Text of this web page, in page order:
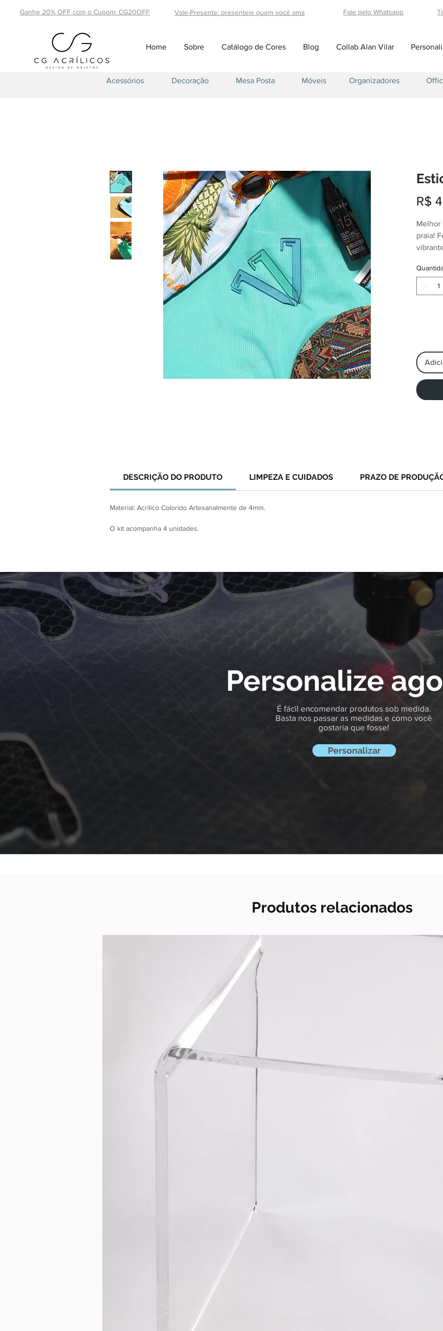
Ganhe 20% OFF com o Cupom: CG20OFF Vale-Presente: presenteie quem você ama Fale pelo Whatsapp
Home Sobre Catálogo de Cores Blog Collab Alan Vilar
Acessórios Decoração Móveis Organizadores
Mesa Posta
R$
Melhor
praia!
vento.
DESCRIÇÃO DO PRODUTO LIMPEZA E CUIDADOS PRAZO DE
Material: Acrílico Colorido Artesanalmente de 4mm.
O kit acompanha 4 unidades.
Personalize
É fácil encomendar produtos sob medida.
Basta nos passar as medidas e como você
gostaria que fosse!
Personalizar
Produtos relacionados